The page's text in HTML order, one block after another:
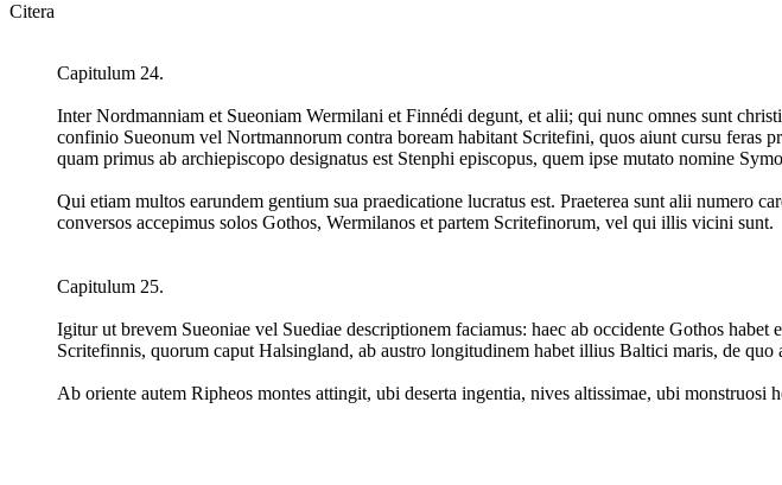
Citera
Capitulum 24.
Inter Nordmanniam et Sueoniam Wermilani et Finnédi degunt, et alii; qui nunc omnes sunt
confinio Sueonum vel Nortmannorum contra boream habitant Scritefini, quos aiunt cursu feras
quam primus ab archiepiscopo designatus est Stenphi episcopus, quem ipse mutato nomine
Qui etiam multos earundem gentium sua praedicatione lucratus est. Praeterea sunt alii numero
conversos accepimus solos Gothos, Wermilanos et partem Scritefinorum, vel qui illis vicini sunt.
Capitulum 25.
Igitur ut brevem Sueoniae vel Suediae descriptionem faciamus: haec ab occidente Gothos habet
Scritefinnis, quorum caput Halsingland, ab austro longitudinem habet illius Baltici maris, de
Ab oriente autem Ripheos montes attingit, ubi deserta ingentia, nives altissimae, ubi monstruosi